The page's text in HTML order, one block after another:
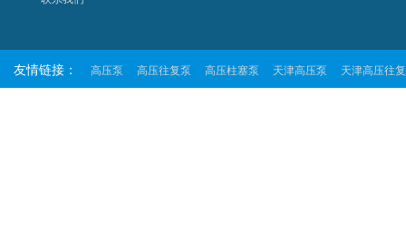
友情链接： 高压泵 高压往复泵 高压柱塞泵 天津高压泵 天津高压往